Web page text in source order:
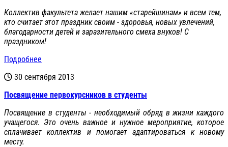
Коллектив факультета желает нашим «старейшинам» и всем тем,
кто считает этот праздник своим - здоровья, новых увлечений,
благодарности детей и заразительного смеха внуков! С
праздником!
Подробнее
30 сентября 2013
Посвящение первокурсников в студенты
Посвящение в студенты - необходимый обряд в жизни каждого
учащегося. Это очень важное и нужное мероприятие, которое
сплачивает коллектив и помогает адаптироваться к новому
месту.